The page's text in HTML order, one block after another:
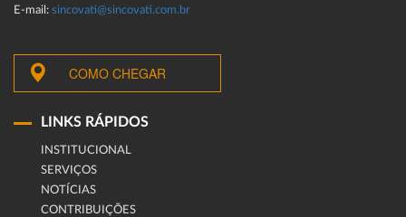
E-mail: sincovati@sincovati.com.br
COMO CHEGAR
LINKS RÁPIDOS
INSTITUCIONAL
SERVIÇOS
NOTÍCIAS
CONTRIBUIÇÕES